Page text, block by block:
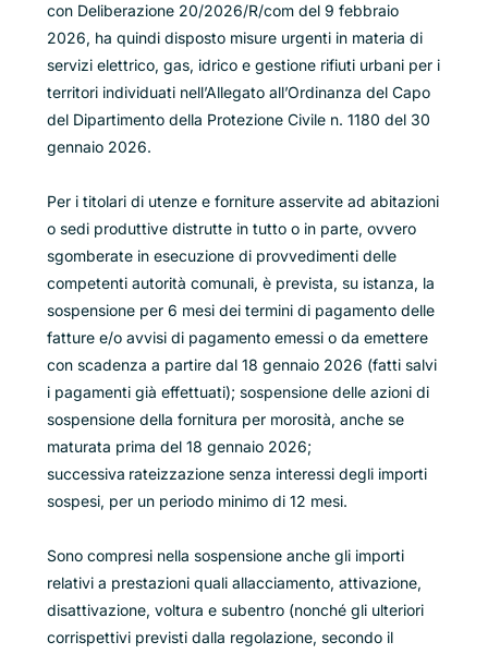
con Deliberazione 20/2026/R/com del 9 febbraio
2026, ha quindi disposto misure urgenti in materia di
servizi elettrico, gas, idrico e gestione rifiuti urbani per i
territori individuati nell’Allegato all’Ordinanza del Capo
del Dipartimento della Protezione Civile n. 1180 del 30
gennaio 2026.
Per i titolari di utenze e forniture asservite ad abitazioni
o sedi produttive distrutte in tutto o in parte, ovvero
sgomberate in esecuzione di provvedimenti delle
competenti autorità comunali, è prevista, su istanza, la
sospensione per 6 mesi dei termini di pagamento delle
fatture e/o avvisi di pagamento emessi o da emettere
con scadenza a partire dal 18 gennaio 2026 (fatti salvi
i pagamenti già effettuati); sospensione delle azioni di
sospensione della fornitura per morosità, anche se
maturata prima del 18 gennaio 2026;
successiva rateizzazione senza interessi degli importi
sospesi, per un periodo minimo di 12 mesi.
Sono compresi nella sospensione anche gli importi
relativi a prestazioni quali allacciamento, attivazione,
disattivazione, voltura e subentro (nonché gli ulteriori
corrispettivi previsti dalla regolazione, secondo il